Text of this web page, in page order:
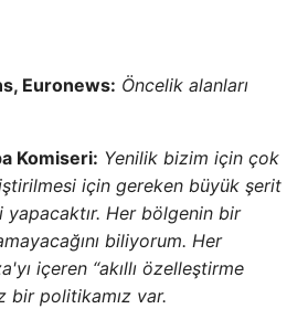
Euronews: Öncelik alanları
Komiseri: Yenilik bizim için çok
için gereken büyük şerit
yapacaktır. Her bölgenin bir
biliyorum. Her
içeren “akıllı özelleştirme
bir politikamız var.